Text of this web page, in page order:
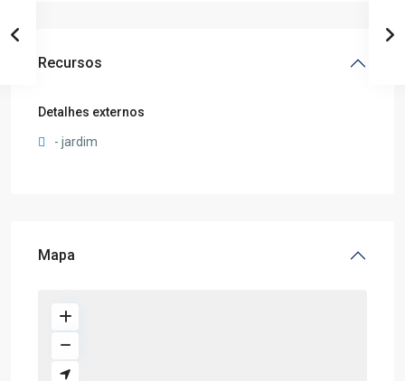
Recursos
Detalhes externos
- jardim
Mapa